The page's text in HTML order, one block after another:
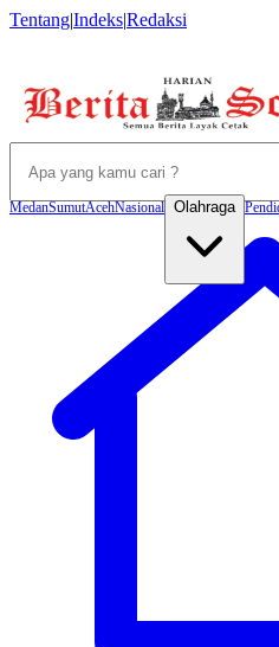
Tentang|Indeks|Redaksi
MedanSumutAcehNasional Olahraga